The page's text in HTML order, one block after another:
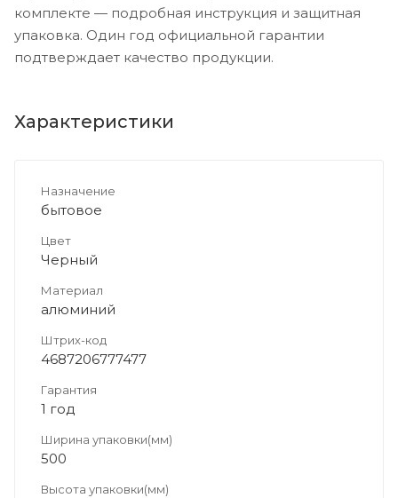
комплекте — подробная инструкция и защитная
упаковка. Один год официальной гарантии
подтверждает качество продукции.
Характеристики
Назначение
бытовое
Цвет
Черный
Материал
алюминий
Штрих-код
4687206777477
Гарантия
1 год
Ширина упаковки(мм)
500
Высота упаковки(мм)